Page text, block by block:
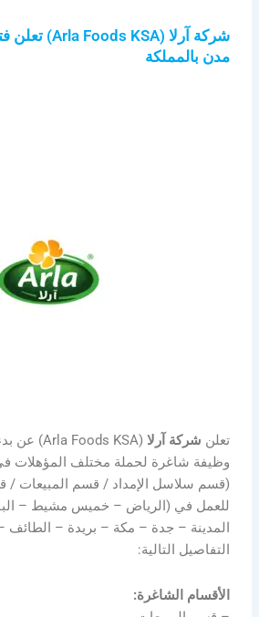
مدن بالمملكة
تعلن شركة آرلا
وظيفة شاغرة لحملة مختلف المؤهلات في
(قسم سلاسل الإمداد / قسم المبيعات /
للعمل في (الرياض – خميس مشيط –
المدينة – جدة – مكة – بريدة –
التفاصيل التالية:
الأقسام الشاغرة: